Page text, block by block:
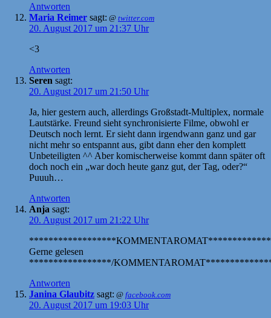
Antworten
Maria Reimer sagt: @ twitter.com
20. August 2017 um 21:37 Uhr
<3
Antworten
Seren sagt:
20. August 2017 um 21:50 Uhr
Ja, hier gestern auch, allerdings Großstadt-Multiplex, normale
Lautstärke. Freund sieht synchronisierte Filme, obwohl er
Deutsch noch lernt. Er sieht dann irgendwann ganz und gar
nicht mehr so entspannt aus, gibt dann eher den komplett
Unbeteiligten ^^ Aber komischerweise kommt dann später oft
doch noch ein „war doch heute ganz gut, der Tag, oder?“
Puuuh…
Antworten
Anja sagt:
20. August 2017 um 21:22 Uhr
Gerne gelesen
*****************/
Antworten
Janina Glaubitz sagt: @ facebook.com
20. August 2017 um 19:03 Uhr